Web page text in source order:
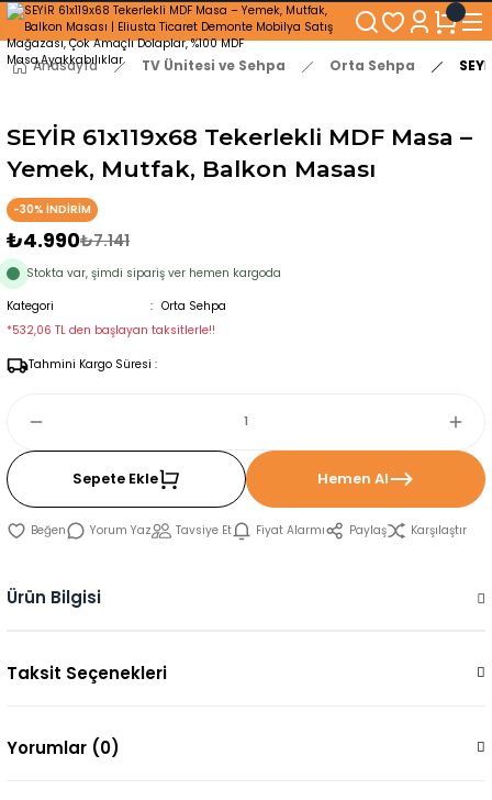
250₺ ve Üzeri Alışverişlerinizde KARGO BEDAVA!
5'er cm Aralıklarla 35 cm'den 100 cm'e kadar Genişliğe Sahip Dolaplar
% 100 Mdf Tekerlekli Masa ile Uzun Ömürlü ve Kolay Kullanım Konforu
Kaliteli hizmet, güvenli alışveriş ve satış sonrası destek
Anasayfa TV Ünitesi ve Sehpa Orta Sehpa
SEYİR 61x119x68 Tekerlekli MDF Masa –
Yemek, Mutfak, Balkon Masası
-30% İNDİRİM
₺4.990₺7.141
Stokta var, şimdi sipariş ver hemen kargoda
Kategori
Orta Sehpa
*532,06 TL den başlayan taksitlerle!!
Tahmini Kargo Süresi :
Sepete Ekle Hemen Al
Yorum Yaz Tavsiye Et Fiyat Alarmı Paylaş Karşılaştır
Ürün Bilgisi
Taksit Seçenekleri
Yorumlar (0)